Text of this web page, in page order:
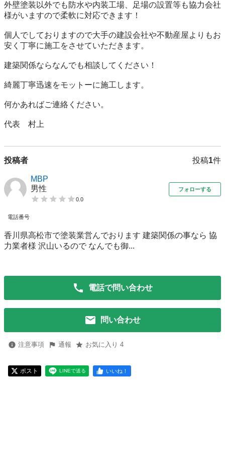
外壁塗装以外でも防水や内装工場、足場の設置等も協力会社
様がいますので柔軟に対応できます！
個人でしておりますので大手の建設会社や不動産屋よりもお
安く丁寧に施工をさせていただきます。
建築関係ならなんでも相談してください！
綺麗丁寧迅速をモットーに施工します。
何かあればご連絡ください。
代表　村上
投稿者 投稿1件
MBP
男性
0.0
フォローする
電話番号
香川県高松市で塗装業営んでおります 建築関係の事なら 協
力業者様 沢山いるので なんでも御...
電話で問い合わせ
問い合わせ
注意事項 通報 お気に入り 4
ポスト LINEで送る いいね！